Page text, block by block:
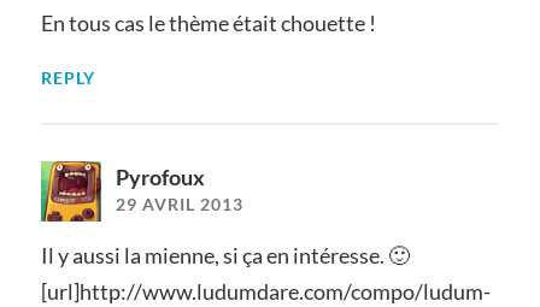
En tous cas le thème était chouette !
REPLY
Pyrofoux
29 AVRIL 2013
Il y aussi la mienne, si ça en intéresse. 🙂
[url]http://www.ludumdare.com/compo/ludum-